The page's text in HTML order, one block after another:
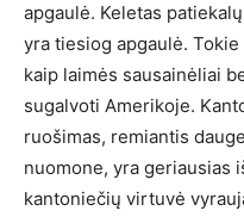
apgaulė. Keletas
yra tiesiog apgaulė.
kaip laimės sausainėliai
sugalvoti Amerikoje.
ruošimas, remiantis
nuomone, yra geriausias
kantoniečių virtuvė